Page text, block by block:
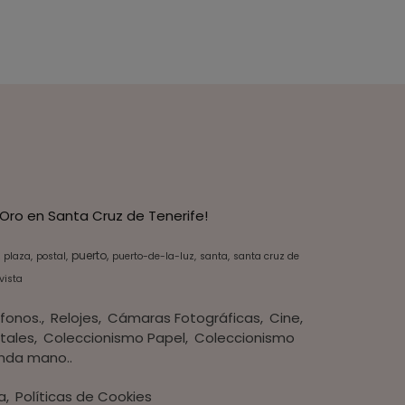
en Santa Cruz de Tenerife!
plaza postal puerto puerto-de-la-luz santa santa cruz de
vista
Relojes Cámaras Fotográficas Cine
Coleccionismo Papel Coleccionismo
mano..
Políticas de Cookies